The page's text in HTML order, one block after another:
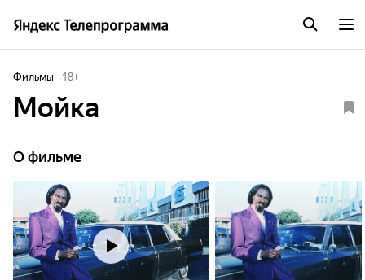
Фильмы 18+
Мойка
О фильме